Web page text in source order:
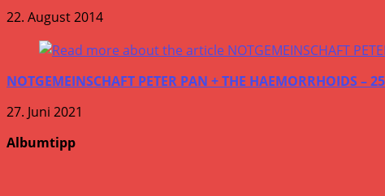
22. August 2014
NOTGEMEINSCHAFT PETER PAN + THE HAEMORRHOIDS
27. Juni 2021
Albumtipp